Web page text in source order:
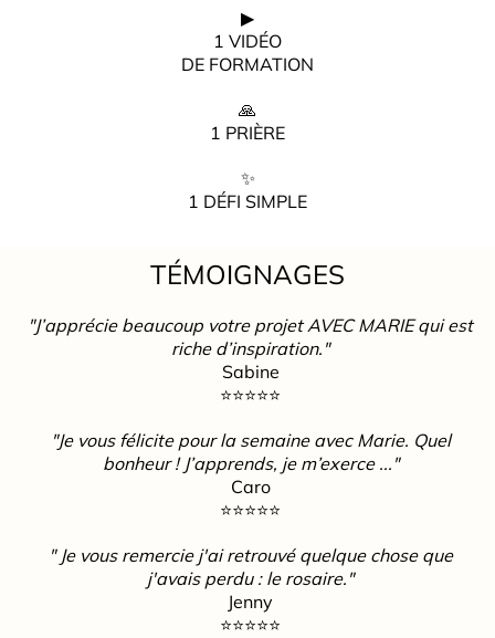
▶
1 VIDÉO
DE FORMATION
🙏
1 PRIÈRE
✨
1 DÉFI SIMPLE
TÉMOIGNAGES
"J’apprécie beaucoup votre projet AVEC MARIE qui est
riche d’inspiration."
Sabine
⭐️⭐️⭐️⭐️⭐️
"Je vous félicite pour la semaine avec Marie. Quel
bonheur ! J’apprends, je m’exerce ..."
Caro
⭐️⭐️⭐️⭐️⭐️
" Je vous remercie j'ai retrouvé quelque chose que
j'avais perdu : le rosaire."
Jenny
⭐️⭐️⭐️⭐️⭐️